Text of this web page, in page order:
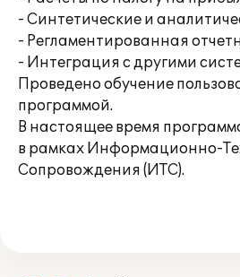
- Синтетические и
- Регламентированная
- Интеграция с другими
Проведено обучение
программой.
В настоящее время
в рамках Информационно-
Сопровождения (ИТС).